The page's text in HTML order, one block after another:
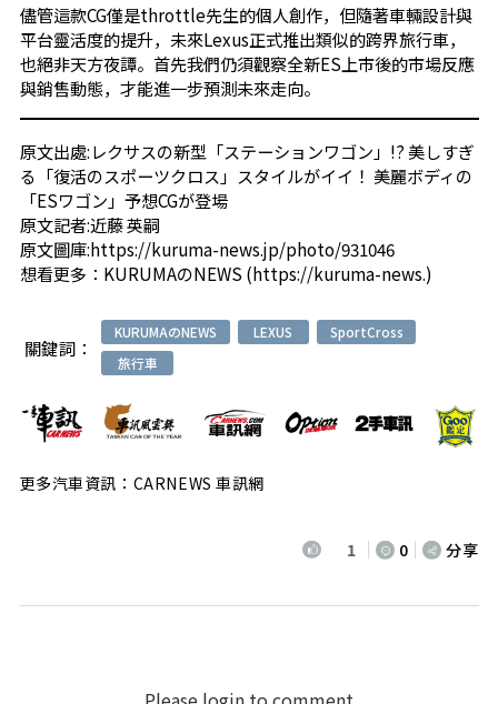
儘管這款CG僅是throttle先生的個人創作，但隨著車輛設計與
平台靈活度的提升，未來Lexus正式推出類似的跨界旅行車，
也絕非天方夜譚。首先我們仍須觀察全新ES上市後的市場反應
與銷售動態，才能進一步預測未來走向。
原文出處:レクサスの新型「ステーションワゴン」!? 美しすぎ
る「復活のスポーツクロス」スタイルがイイ！ 美麗ボディの
「ESワゴン」予想CGが登場
原文記者:近藤 英嗣
原文圖庫:https://kuruma-news.jp/photo/931046
想看更多： KURUMAのNEWS (https://kuruma-news.)
關鍵詞：
KURUMAのNEWS LEXUS
SportCross
旅行車
更多汽車資訊：CARNEWS 車訊網
1 0 分享